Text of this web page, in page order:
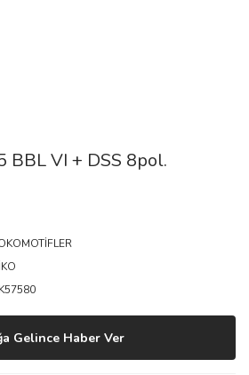
BBL VI + DSS 8pol.
Gelince Haber Ver